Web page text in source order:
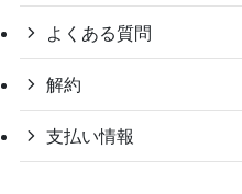
よくある質問
解約
支払い情報